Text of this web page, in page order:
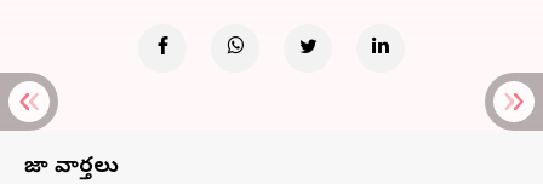
తాజా వార్తలు